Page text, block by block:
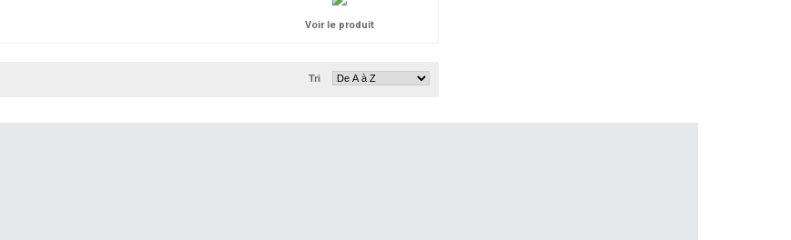
Voir le produit
Tri